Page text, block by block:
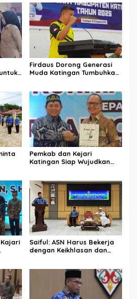
Firdaus Dorong Generasi
Muda Katingan Tumbuhkan
Pemkab dan Kejari
Katingan Siap Wujudkan
Saiful: ASN Harus Bekerja
dengan Keikhlasan dan